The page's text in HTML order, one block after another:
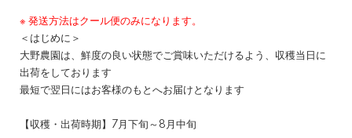
※ 発送方法はクール便のみになります。
＜はじめに＞
大野農園は、鮮度の良い状態でご賞味いただけるよう、収穫当日に
出荷をしております
最短で翌日にはお客様のもとへお届けとなります
【収穫・出荷時期】7月下旬～8月中旬